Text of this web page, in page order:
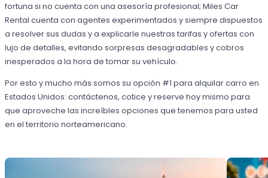
fortuna si no cuenta con una asesoría profesional; Miles Car
Rental cuenta con agentes experimentados y siempre dispuestos
a resolver sus dudas y a explicarle nuestras tarifas y ofertas con
lujo de detalles, evitando sorpresas desagradables y cobros
inesperados a la hora de tomar su vehículo.
Por esto y mucho más somos su opción #1 para alquilar carro en
Estados Unidos: contáctenos, cotice y reserve hoy mismo para
que aproveche las increíbles opciones que tenemos para usted
en el territorio norteamericano.